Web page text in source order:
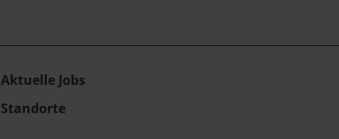
Aktuelle Jobs
Standorte